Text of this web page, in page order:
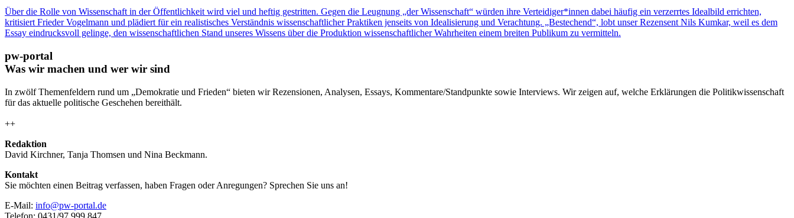
Über die Rolle von Wissenschaft in der Öffentlichkeit wird viel und heftig gestritten. Gegen die Leugnung „der Wissenschaft“ würden ihre Verteidiger*innen dabei häufig ein verzerrtes Idealbild errichten,
kritisiert Frieder Vogelmann und plädiert für ein realistisches Verständnis wissenschaftlicher Praktiken jenseits von Idealisierung und Verachtung. „Bestechend“, lobt unser Rezensent Nils Kumkar, weil es dem
Essay eindrucksvoll gelinge, den wissenschaftlichen Stand unseres Wissens über die Produktion wissenschaftlicher Wahrheiten einem breiten Publikum zu vermitteln.
pw-portal
Was wir machen und wer wir sind
In zwölf Themenfeldern rund um „Demokratie und Frieden“ bieten wir Rezensionen, Analysen, Essays, Kommentare/Standpunkte sowie Interviews. Wir zeigen auf, welche Erklärungen die Politikwissenschaft
für das aktuelle politische Geschehen bereithält.
++
Redaktion
David Kirchner, Tanja Thomsen und Nina Beckmann.
Kontakt
Sie möchten einen Beitrag verfassen, haben Fragen oder Anregungen? Sprechen Sie uns an!
E-Mail: info@pw-portal.de
Telefon: 0431/97 999 847